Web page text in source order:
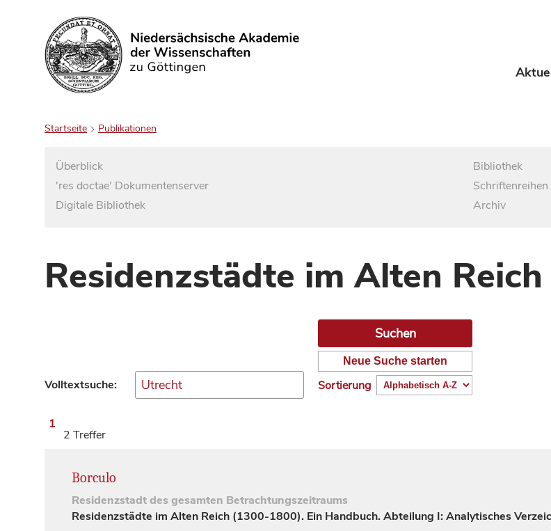
Suchen
Startseite Publikationen
Überblick
'res doctae' Dokumentenserver
Digitale Bibliothek
Bibliothek
Schriftenreihen
Archiv
Residenzstädte im Alten
Volltextsuche:
Neue Suche starten
Sortierung
1
2 Treffer
Borculo
Residenzstadtdes gesamten Betrachtungszeitraums
Residenzstädte im Alten Reich (1300-1800). Ein Handbuch. Abteilung I: Analytisches